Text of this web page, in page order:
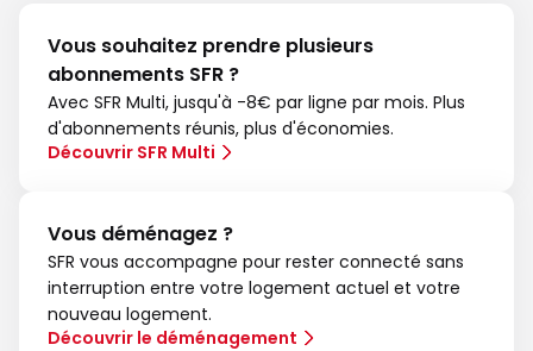
Vous souhaitez prendre plusieurs
abonnements SFR ?
Avec SFR Multi, jusqu'à -8€ par ligne par mois. Plus
d'abonnements réunis, plus d'économies.
Découvrir SFR Multi
Vous déménagez ?
SFR vous accompagne pour rester connecté sans
interruption entre votre logement actuel et votre
nouveau logement.
Découvrir le déménagement